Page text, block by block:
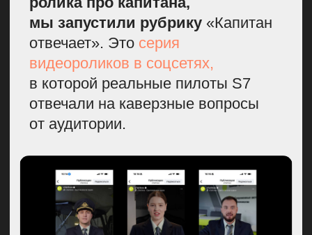
но и нашего героя — парня, который
работал охранником во Внуково, его
многие узнали
Мы также провели фотосессию
наших бортпроводниц. На этот раз
все получилось, как
и задумывали — на фоне гор,
на рассвете в Минеральных водах.
в СМИ, у нас было 2 обложки
и интервью в медиа «Москвичка».
Дополнительным бесплатным
рекламным продвижением стала
прогулка членов экипажа